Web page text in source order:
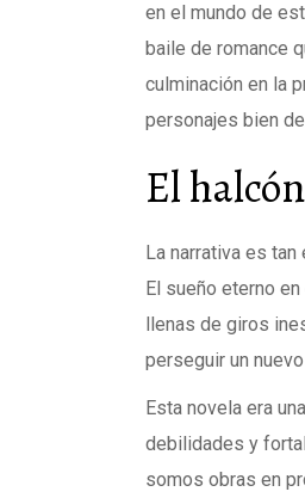
en el mundo de
baile de romance
culminación en la
personajes bien
El
La narrativa es
El sueño eterno
llenas de giros
perseguir un
Esta novela era
debilidades y
somos obras en